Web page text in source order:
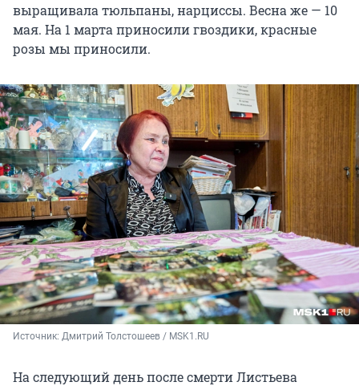
выращивала тюльпаны, нарциссы. Весна же — 10
мая. На 1 марта приносили гвоздики, красные
розы мы приносили.
Источник: Дмитрий Толстошеев / MSK1.RU
На следующий день после смерти Листьева